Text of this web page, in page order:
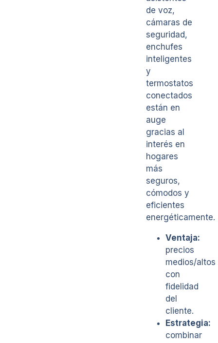
de voz,
cámaras de
seguridad,
enchufes
inteligentes
y
termostatos
conectados
están en
auge
gracias al
interés en
hogares
más
seguros,
cómodos y
eficientes
energéticamente.
Ventaja:
precios
medios/altos
con
fidelidad
del
cliente.
Estrategia:
combinar